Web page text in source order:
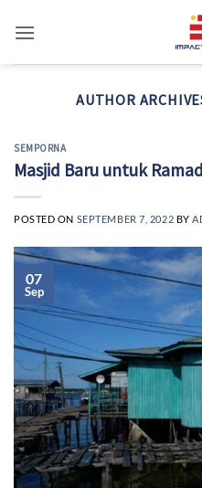
AUTHOR
SEMPORNA
Masjid Baru untuk
POSTED ON SEPTEMBER 7, 2022 BY
07
Sep